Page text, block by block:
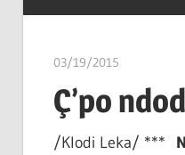
11
kanë
në
mënyra
të
ndryshme
03/19/2015
Ç’po
/Klodi Leka/ ***